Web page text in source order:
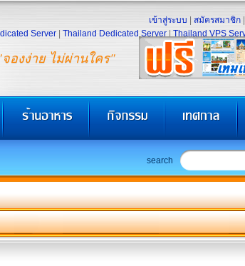
องง่าย ไม่ผ่านใคร"
เข้าสู่ระบบ สมัครสมาชิก
Server
Thailand Dedicated Server Thailand VPS
search